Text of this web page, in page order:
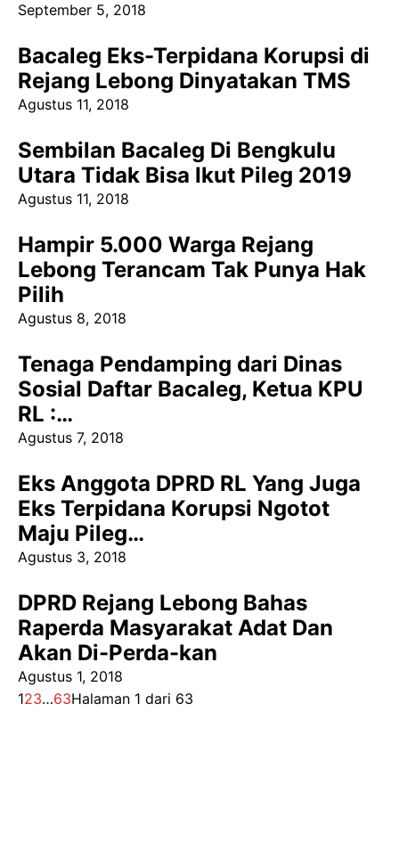
September 5, 2018
Bacaleg Eks-Terpidana Korupsi di
Rejang Lebong Dinyatakan TMS
Agustus 11, 2018
Sembilan Bacaleg Di Bengkulu
Utara Tidak Bisa Ikut Pileg 2019
Agustus 11, 2018
Hampir 5.000 Warga Rejang
Lebong Terancam Tak Punya Hak
Pilih
Agustus 8, 2018
Tenaga Pendamping dari Dinas
Sosial Daftar Bacaleg, Ketua KPU
RL :…
Agustus 7, 2018
Eks Anggota DPRD RL Yang Juga
Eks Terpidana Korupsi Ngotot
Maju Pileg…
Agustus 3, 2018
DPRD Rejang Lebong Bahas
Raperda Masyarakat Adat Dan
Akan Di-Perda-kan
Agustus 1, 2018
123…63Halaman 1 dari 63